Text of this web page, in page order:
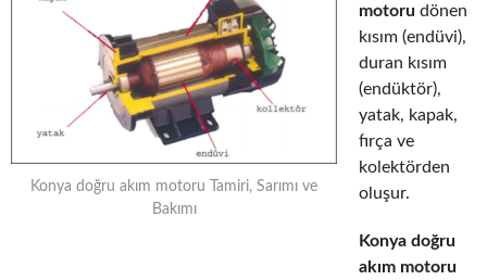
Konya doğru akım motoru Tamiri, Sarımı ve
Bakımı
motoru dönen
kısım (endüvi),
duran kısım
(endüktör),
yatak, kapak,
fırça ve
kolektörden
oluşur.
Konya doğru
akım motoru